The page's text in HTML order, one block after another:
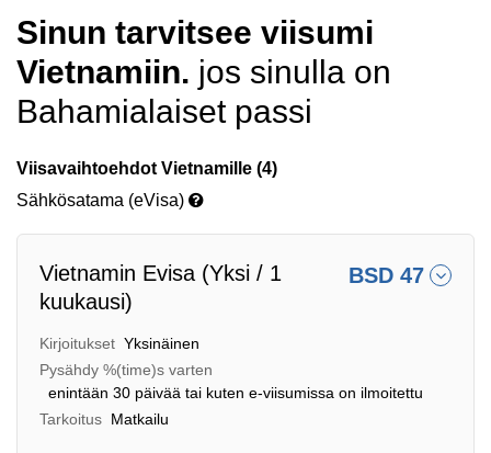
Sinun tarvitsee viisumi
Vietnamiin. jos sinulla on
Bahamialaiset passi
Viisavaihtoehdot Vietnamille (4)
Sähkösatama (eVisa)
Vietnamin Evisa (Yksi / 1
kuukausi)
BSD 47
Kirjoitukset Yksinäinen
Pysähdy %(time)s varten
enintään 30 päivää tai kuten e-viisumissa on ilmoitettu
Tarkoitus Matkailu